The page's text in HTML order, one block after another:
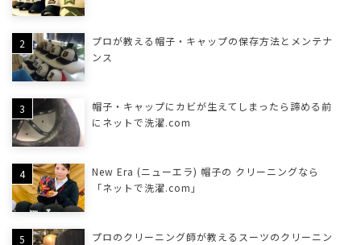
プロが教える帽子・キャップの保存方法とメンテナ
ンス
帽子・キャップにカビが生えてしまったら諦める前
にネットで洗濯.com
New Era (ニューエラ) 帽子の クリーニングなら
「ネットで洗濯.com」
プロのクリーニング師が教えるスーツのクリーニン